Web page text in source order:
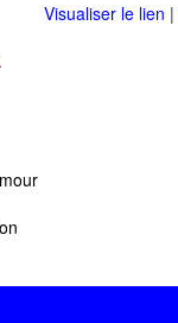
Visualiser le lien |